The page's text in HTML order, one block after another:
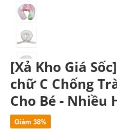
[Xả Kho Giá
chữ C Chống
Cho Bé - Nhiều
Giảm 38%